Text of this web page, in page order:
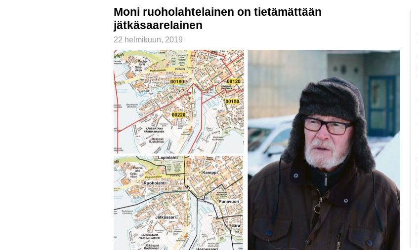
Moni ruoholahtelainen on tietämättään
jätkäsaarelainen
22 helmikuun, 2019